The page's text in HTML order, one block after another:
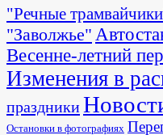
"Речные
"Заволжье"
Весенне-летний
Изменения в
праздники
Остановки в фотографиях